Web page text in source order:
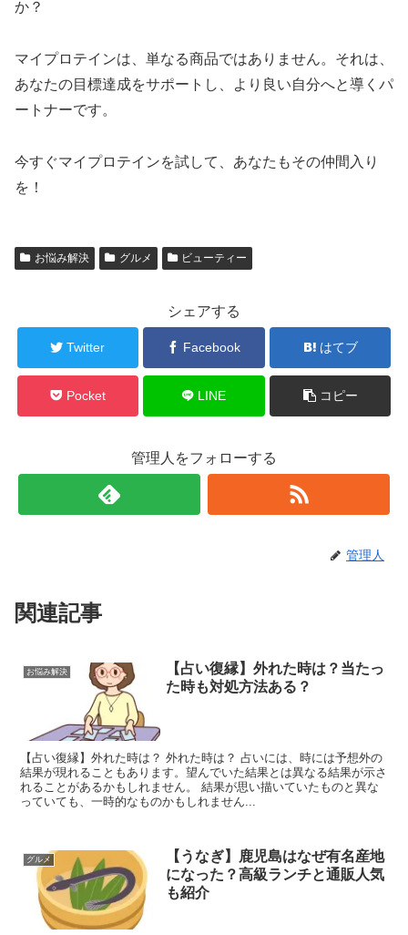
か？
マイプロテインは、単なる商品ではありません。それは、
あなたの目標達成をサポートし、より良い自分へと導くパ
ートナーです。
今すぐマイプロテインを試して、あなたもその仲間入り
を！
お悩み解決 グルメ ビューティー
シェアする
Twitter Facebook はてブ
Pocket LINE コピー
管理人をフォローする
管理人
関連記事
お悩み解決
【占い復縁】外れた時は？当たっ
た時も対処方法ある？
【占い復縁】外れた時は？ 外れた時は？ 占いには、時には予想外の
結果が現れることもあります。望んでいた結果とは異なる結果が示さ
れることがあるかもしれません。 結果が思い描いていたものと異な
っていても、一時的なものかもしれません...
グルメ
【うなぎ】鹿児島はなぜ有名産地
になった？高級ランチと通販人気
も紹介